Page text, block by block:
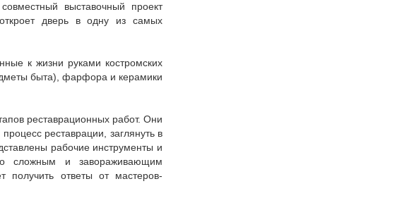
выставочный проект
дверь в одну из самых
к жизни руками костромских
быта), фарфора и керамики
реставрационных работ. Они
реставрации, заглянуть в
рабочие инструменты и
со сложным и завораживающим
ответы от мастеров-